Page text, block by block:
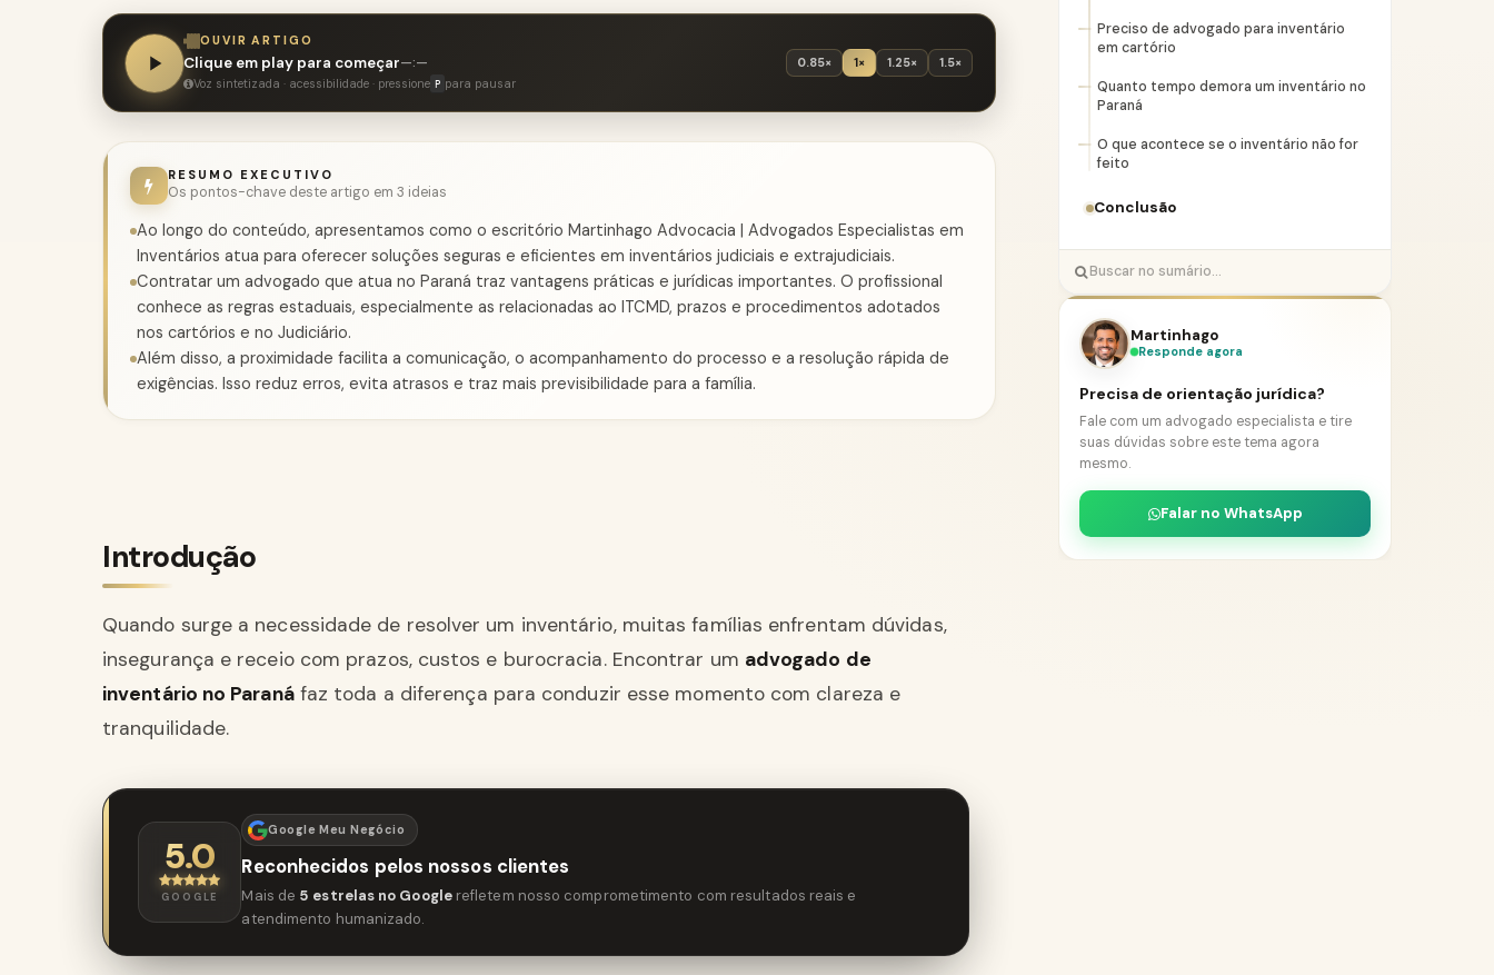
OUVIR ARTIGO
Clique em play para começar—:— 0.85× 1× 1.25× 1.5×
Voz sintetizada · acessibilidade · pressione P para pausar
RESUMO EXECUTIVO
Os pontos-chave deste artigo em 3 ideias
Ao longo do conteúdo, apresentamos como o escritório Martinhago Advocacia | Advogados Especialistas em
Inventários atua para oferecer soluções seguras e eficientes em inventários judiciais e extrajudiciais.
Contratar um advogado que atua no Paraná traz vantagens práticas e jurídicas importantes. O profissional
conhece as regras estaduais, especialmente as relacionadas ao ITCMD, prazos e procedimentos adotados
nos cartórios e no Judiciário.
Além disso, a proximidade facilita a comunicação, o acompanhamento do processo e a resolução rápida de
exigências. Isso reduz erros, evita atrasos e traz mais previsibilidade para a família.
Introdução
Quando surge a necessidade de resolver um inventário, muitas famílias enfrentam dúvidas,
insegurança e receio com prazos, custos e burocracia. Encontrar um advogado de
inventário no Paranáfaz toda a diferença para conduzir esse momento com clareza e
tranquilidade.
5.0
GOOGLE
Google Meu Negócio
Reconhecidos pelos nossos clientes
Mais de 5 estrelas no Googlerefletem nosso comprometimento com resultados reais e
atendimento humanizado.
Preciso de advogado para inventário
em cartório
Quanto tempo demora um inventário no
Paraná
O que acontece se o inventário não for
feito
Conclusão
Martinhago
Responde agora
Precisa de orientação jurídica?
Fale com um advogado especialista e tire
suas dúvidas sobre este tema agora
mesmo.
Falar no WhatsApp